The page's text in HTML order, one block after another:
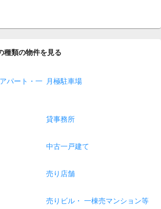
種類の物件を見る
パート・一
月極駐車場
貸事務所
中古一戸建て
売り店舗
売りビル・ 一棟売マンション等